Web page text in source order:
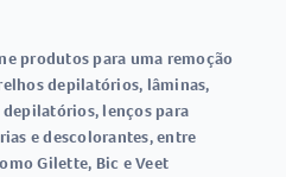
produtos para uma remoção
depilatórios, lâminas,
lenços para
e descolorantes, entre
Gilette, Bic e Veet